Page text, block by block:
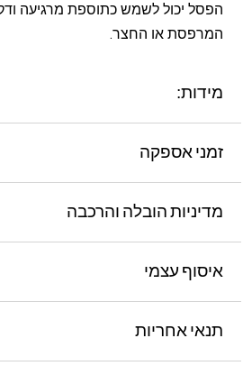
הפסל יכול לשמש כתוספת מרגיעה
המרפסת או החצר.
מידות:
זמני אספקה
מדיניות הובלה והרכבה
איסוף עצמי
תנאי אחריות